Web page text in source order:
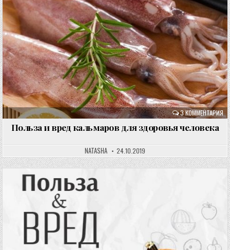
3 КОММЕНТАРИЯ
Польза и вред кальмаров для здоровья человека
NATASHA 24.10.2019